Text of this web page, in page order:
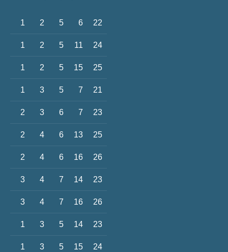
1 2 5 6 22
1 2 5 11 24
1 2 5 15 25
1 3 5 7 21
2 3 6 7 23
2 4 6 13 25
2 4 6 16 26
3 4 7 14 23
3 4 7 16 26
1 3 5 14 23
1 3 5 15 24